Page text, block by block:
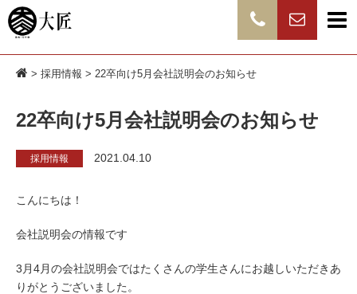
> 採用情報 > 22卒向け5月会社説明会のお知らせ
22卒向け5月会社説明会のお知らせ
採用情報 2021.04.10
こんにちは！
会社説明会の情報です
3月4月の会社説明会ではたくさんの学生さんにお越しいただきあ
りがとうございました。